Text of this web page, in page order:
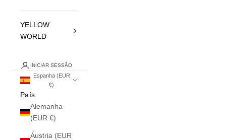
YELLOW
WORLD
INICIAR SESSÃO
Espanha (EUR
€)
País
Alemanha
(EUR €)
Áustria (EUR